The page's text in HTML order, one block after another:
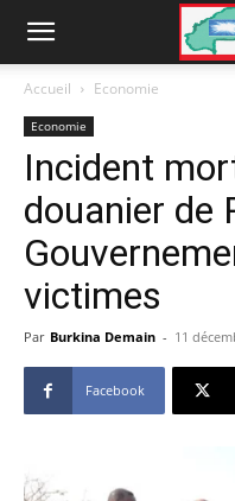
Accueil Economie
Economie
Incident
douanier de
victimes
Par Burkina Demain - 11
Facebook